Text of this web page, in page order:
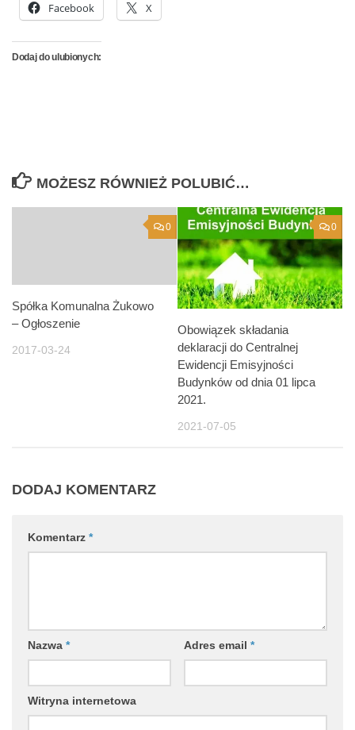
Facebook X
Dodaj do ulubionych:
MOŻESZ RÓWNIEŻ POLUBIĆ…
0
Spółka Komunalna Żukowo
– Ogłoszenie
2017-03-24
0
Obowiązek składania
deklaracji do Centralnej
Ewidencji Emisyjności
Budynków od dnia 01 lipca
2021.
2021-07-05
DODAJ KOMENTARZ
Komentarz *
Nazwa * Adres email *
Witryna internetowa